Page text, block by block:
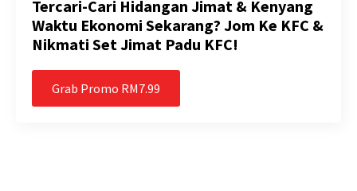
Tercari-Cari Hidangan Jimat & Kenyang
Waktu Ekonomi Sekarang? Jom Ke KFC &
Nikmati Set Jimat Padu KFC!
Grab Promo RM7.99